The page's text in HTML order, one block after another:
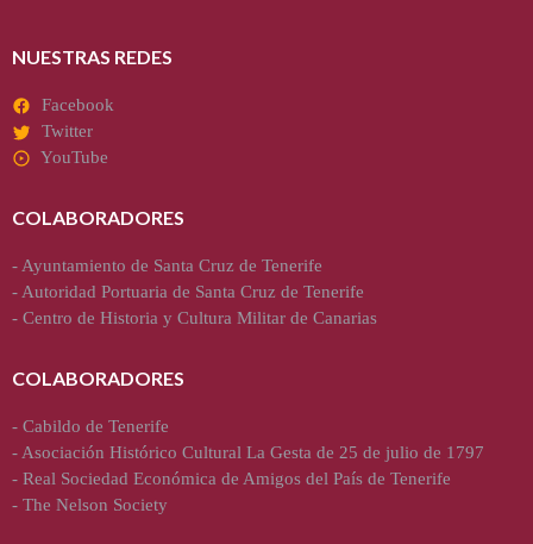
NUESTRAS REDES
Facebook
Twitter
YouTube
COLABORADORES
- Ayuntamiento de Santa Cruz de Tenerife
- Autoridad Portuaria de Santa Cruz de Tenerife
- Centro de Historia y Cultura Militar de Canarias
COLABORADORES
- Cabildo de Tenerife
- Asociación Histórico Cultural La Gesta de 25 de julio de 1797
- Real Sociedad Económica de Amigos del País de Tenerife
- The Nelson Society